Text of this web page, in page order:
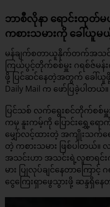
ဘာစီလိုနာ ရောင်းထုတ်
ကစားသမားကို ခေါ်
မန်ချက်စတာယူနိုက်တက်အသင်
ကြယ်ပွင့်တိုက်စစ်မှူး ဂရစ်ဇ်မန်
ဖို့ ပြင်ဆင်နေတဲ့အတွက် ခေါ်
Daily Mail က ဖော်ပြခဲ့ပါတယ်။
ပြင်သစ် လက်ရွေးစင်တိုက်စစ်မှူ
ကမှ နူးကမ့်ကို ပြောင်းရွှေ့ရေ
မျှော်လင့်ထားတဲ့ အကျိုးသက်ရေ
တဲ့ ကစားသမား ဖြစ်ပါတယ်။
အသင်းဟာ အသင်းရဲ့လူစာရင်းကို
မား ပြုလုပ်ချင်နေတာကြောင့်
ငွေကြေးရှာဖွေသွားဖို့ ဆန္ဒရှိန